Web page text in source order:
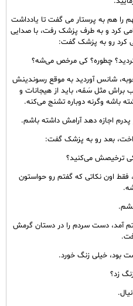
را هم به پرستار می گفت تا یادداشت
کرد و به طرف پزشک رفت، با صدایی
کرد رو به پزشک گفت:
کردید؟ چطوره؟ کی مرخص می‌شه؟
شانس آوردید به موقع رسوندینش
براش مثل سَمّه، باید از هیجانات و
باشه وگرنه دوباره تشنج می‌‌کنه.
اجازه دهد آرامش داشته باشم.
بعد رو به پزشک گفت:
ترخیصش می‌‌کنید؟
فقط اون نکاتی که گفتم رو حواستون
آمد، دست سردم را در دستان گرمش
بود، خیلی زنگ خورد.
زد؟